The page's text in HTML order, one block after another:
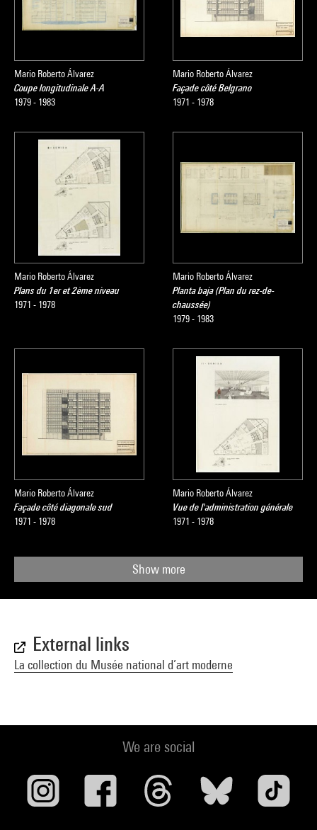
Mario Roberto Álvarez
Coupe longitudinale A-A
1979 - 1983
Mario Roberto Álvarez
Façade côté Belgrano
1971 - 1978
Mario Roberto Álvarez
Plans du 1er et 2ème niveau
1971 - 1978
Mario Roberto Álvarez
Planta baja (Plan du rez-de-
chaussée)
1979 - 1983
Mario Roberto Álvarez
Façade côté diagonale sud
1971 - 1978
Mario Roberto Álvarez
Vue de l'administration générale
1971 - 1978
Show more
External links
La collection du Musée national d’art moderne
We are social